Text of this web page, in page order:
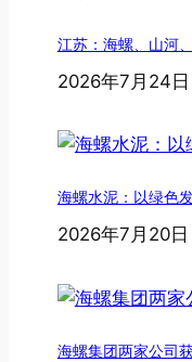
江苏：海螺、山河
2026年7月24日
海螺水泥：以绿色
2026年7月20日
海螺集团两家公司